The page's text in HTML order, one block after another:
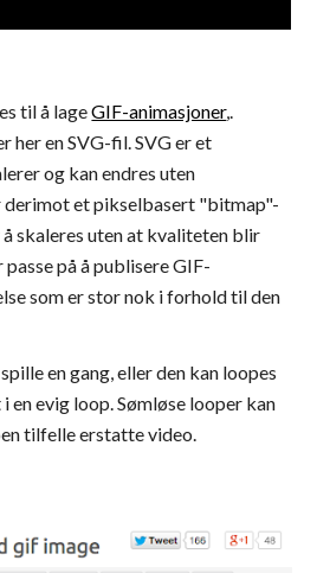
til å lage GIF-animasjoner,.
her en SVG-fil. SVG er et
og kan endres uten
derimot et pikselbasert "bitmap"-
skaleres uten at kvaliteten blir
på å publisere GIF-
som er stor nok i forhold til den
en gang, eller den kan loopes
en evig loop. Sømløse looper kan
tilfelle erstatte video.